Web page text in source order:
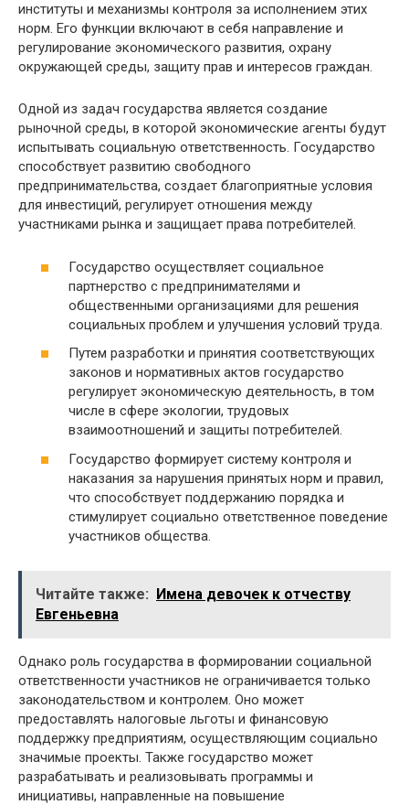
институты и механизмы контроля за исполнением этих
норм. Его функции включают в себя направление и
регулирование экономического развития, охрану
окружающей среды, защиту прав и интересов граждан.
Одной из задач государства является создание
рыночной среды, в которой экономические агенты будут
испытывать социальную ответственность. Государство
способствует развитию свободного
предпринимательства, создает благоприятные условия
для инвестиций, регулирует отношения между
участниками рынка и защищает права потребителей.
Государство осуществляет социальное
партнерство с предпринимателями и
общественными организациями для решения
социальных проблем и улучшения условий труда.
Путем разработки и принятия соответствующих
законов и нормативных актов государство
регулирует экономическую деятельность, в том
числе в сфере экологии, трудовых
взаимоотношений и защиты потребителей.
Государство формирует систему контроля и
наказания за нарушения принятых норм и правил,
что способствует поддержанию порядка и
стимулирует социально ответственное поведение
участников общества.
Читайте также: Имена девочек к отчеству
Евгеньевна
Однако роль государства в формировании социальной
ответственности участников не ограничивается только
законодательством и контролем. Оно может
предоставлять налоговые льготы и финансовую
поддержку предприятиям, осуществляющим социально
значимые проекты. Также государство может
разрабатывать и реализовывать программы и
инициативы, направленные на повышение